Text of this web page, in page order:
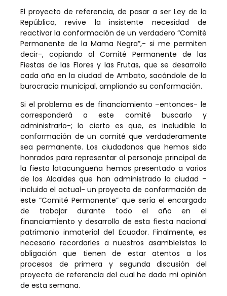
El proyecto de referencia, de pasar a ser Ley de la
República, revive la insistente necesidad de
reactivar la conformación de un verdadero “Comité
Permanente de la Mama Negra”,- si me permiten
decir-, copiando al Comité Permanente de las
Fiestas de las Flores y las Frutas, que se desarrolla
cada año en la ciudad de Ambato, sacándole de la
burocracia municipal, ampliando su conformación.
Si el problema es de financiamiento –entonces- le
corresponderá a este comité buscarlo y
administrarlo-; lo cierto es que, es ineludible la
conformación de un comité que verdaderamente
sea permanente. Los ciudadanos que hemos sido
honrados para representar al personaje principal de
la fiesta latacungueña hemos presentado a varios
de los Alcaldes que han administrado la ciudad –
incluido el actual- un proyecto de conformación de
este “Comité Permanente” que sería el encargado
de trabajar durante todo el año en el
financiamiento y desarrollo de esta fiesta nacional
patrimonio inmaterial del Ecuador. Finalmente, es
necesario recordarles a nuestros asambleístas la
obligación que tienen de estar atentos a los
procesos de primera y segunda discusión del
proyecto de referencia del cual he dado mi opinión
de esta semana.